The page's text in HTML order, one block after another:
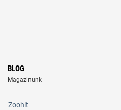
BLOG
Magazinunk
Zoohit